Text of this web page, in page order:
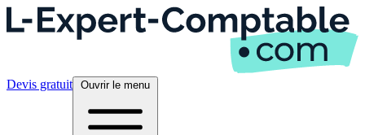
Devis gratuit Ouvrir le menu